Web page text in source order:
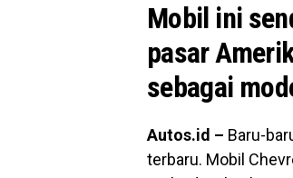
Mobil ini
pasar
sebagai
Autos.id – Baru-
terbaru. Mobil